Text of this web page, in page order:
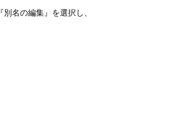
名の編集』を選択し、